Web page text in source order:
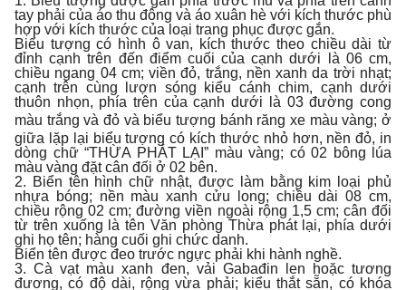
tay phải của áo thu đông và áo xuân hè với kích thước phù
hợp với kích thước của loại trang phục được gắn.
Biểu tượng có hình ô van, kích thước theo chiều dài từ
đỉnh cạnh trên đến điểm cuối của cạnh dưới là 06 cm,
chiều ngang 04 cm; viền đỏ, trắng, nền xanh da trời nhạt;
cạnh trên cùng lượn sóng kiểu cánh chim, cạnh dưới
thuôn nhọn, phía trên của cạnh dưới là 03 đường cong
màu trắng và đỏ và biểu tượng bánh răng xe màu vàng; ở
giữa lặp lại biểu tượng có kích thước nhỏ hơn, nền đỏ, in
dòng chữ “THỪA PHÁT LẠI” màu vàng; có 02 bông lúa
màu vàng đặt cân đối ở 02 bên.
2. Biển tên hình chữ nhật, được làm bằng kim loại phủ
nhựa bóng; nền màu xanh cửu long; chiều dài 08 cm,
chiều rộng 02 cm; đường viền ngoài rộng 1,5 cm; cân đối
từ trên xuống là tên Văn phòng Thừa phát lại, phía dưới
ghi họ tên; hàng cuối ghi chức danh.
Biển tên được đeo trước ngực phải khi hành nghề.
3. Cà vạt màu xanh đen, vải Gabađin len hoặc tương
đương, có độ dài, rộng vừa phải; kiểu thắt sẵn, có khóa